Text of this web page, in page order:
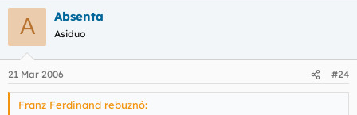
A Absenta
Asiduo
21 Mar 2006 #24
Franz Ferdinand rebuznó: